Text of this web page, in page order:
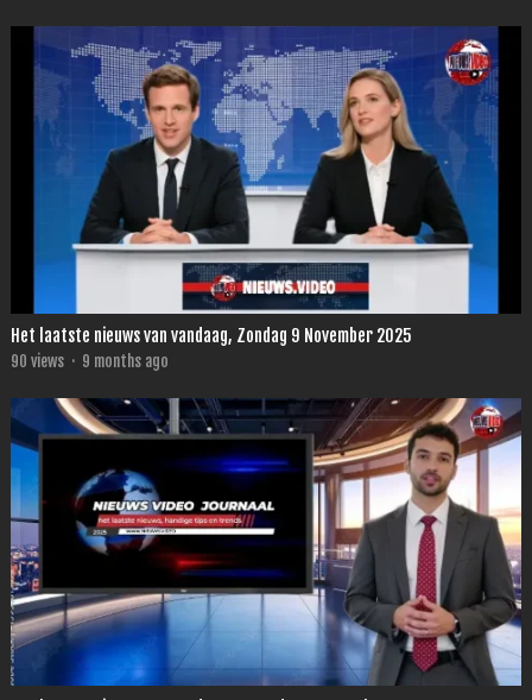
Het laatste nieuws van vandaag, Zondag 9 November 2025
90 views · 9 months ago